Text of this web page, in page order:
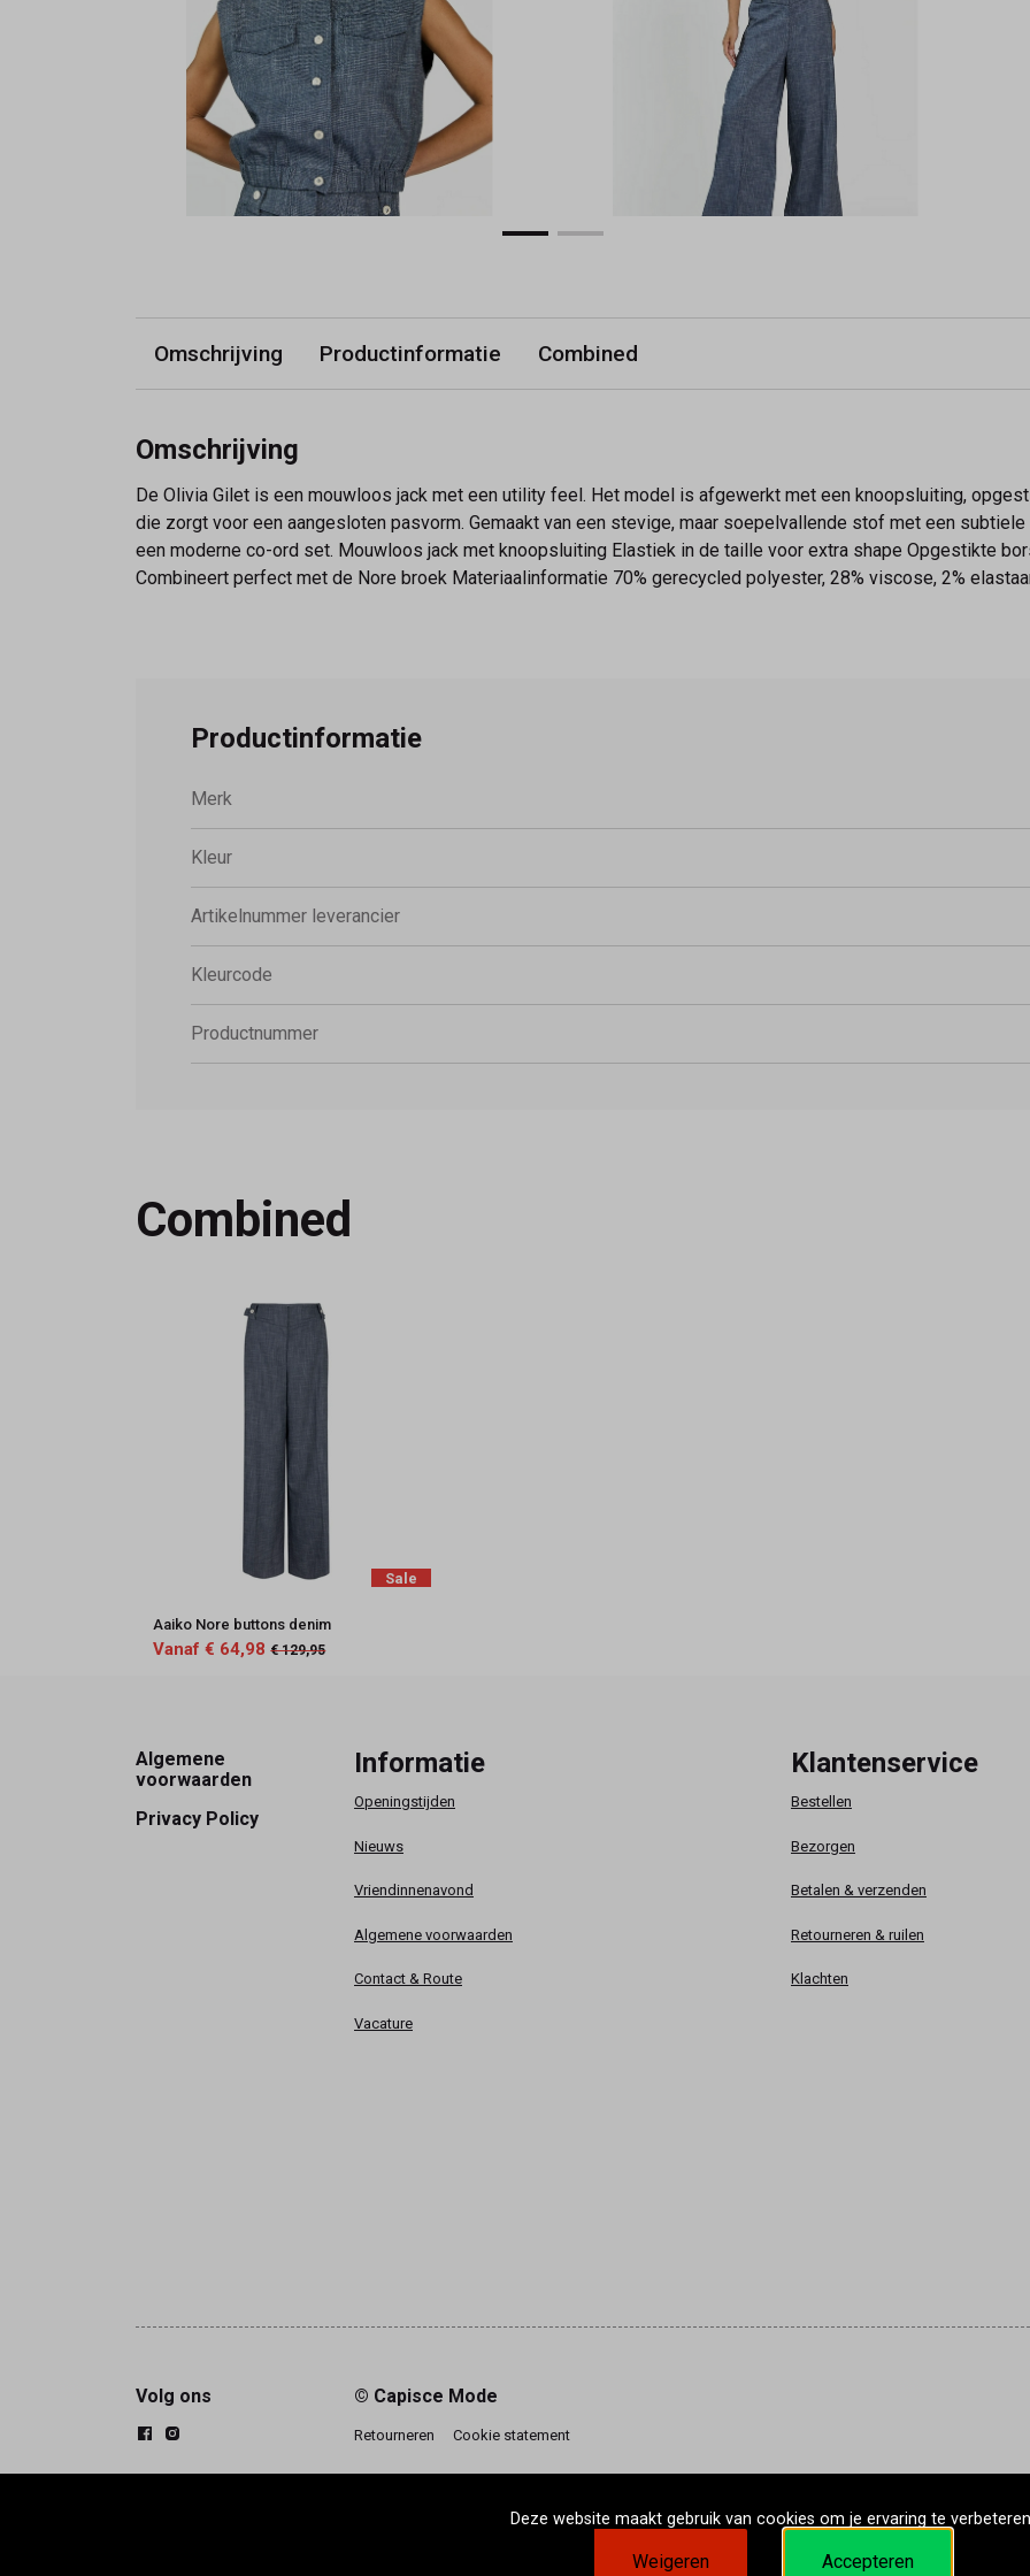
Omschrijving Productinformatie Combined
Omschrijving
De Olivia Gilet is een mouwloos jack met een utility feel. Het model is afgewerkt met een knoopsluiting,
die zorgt voor een aangesloten pasvorm. Gemaakt van een stevige, maar soepelvallende stof met een
een moderne co-ord set. Mouwloos jack met knoopsluiting Elastiek in de taille voor extra shape Opgestikte
Combineert perfect met de Nore broek Materiaalinformatie 70% gerecycled polyester, 28% viscose, 2%
Productinformatie
Merk
Kleur
Artikelnummer leverancier
Kleurcode
Productnummer
Combined
Sale
Aaiko Nore buttons denim
Vanaf € 64,98 € 129,95
Footer
Algemene
voorwaarden
Privacy Policy
Informatie
Openingstijden
Nieuws
Vriendinnenavond
Algemene voorwaarden
Contact & Route
Vacature
Klantenservice
Bestellen
Bezorgen
Betalen & verzenden
Retourneren & ruilen
Klachten
Volg ons © Capisce Mode
Retourneren Cookie statement
Deze website maakt gebruik van cookies om je ervaring te
Weigeren Accepteren